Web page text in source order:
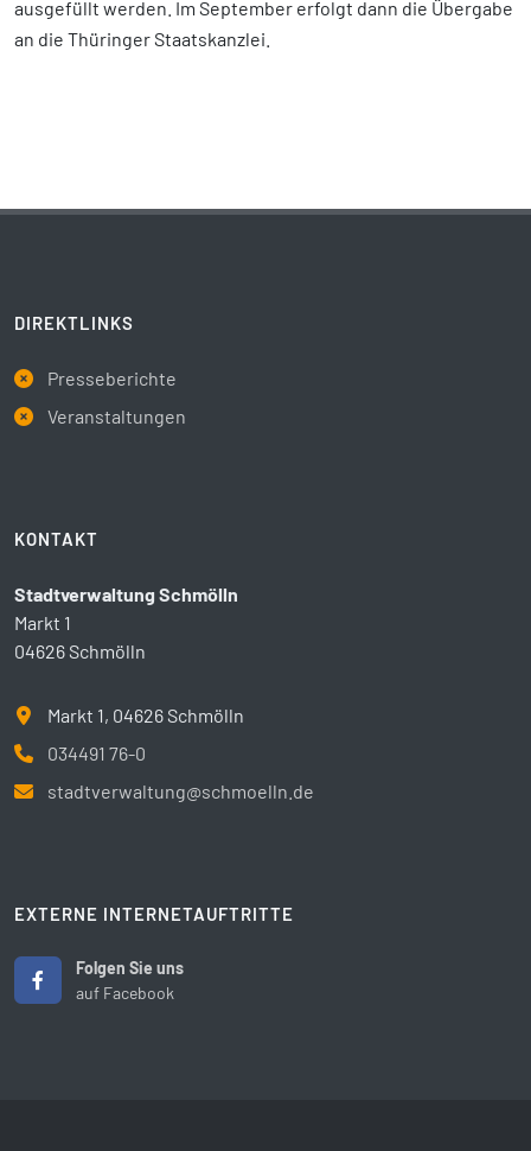
ausgefüllt werden. Im September erfolgt dann die Übergabe
an die Thüringer Staatskanzlei.
DIREKTLINKS
Presseberichte
Veranstaltungen
KONTAKT
Stadtverwaltung Schmölln
Markt 1
04626 Schmölln
Markt 1, 04626 Schmölln
034491 76-0
stadtverwaltung@schmoelln.de
EXTERNE INTERNETAUFTRITTE
Folgen Sie uns
auf Facebook